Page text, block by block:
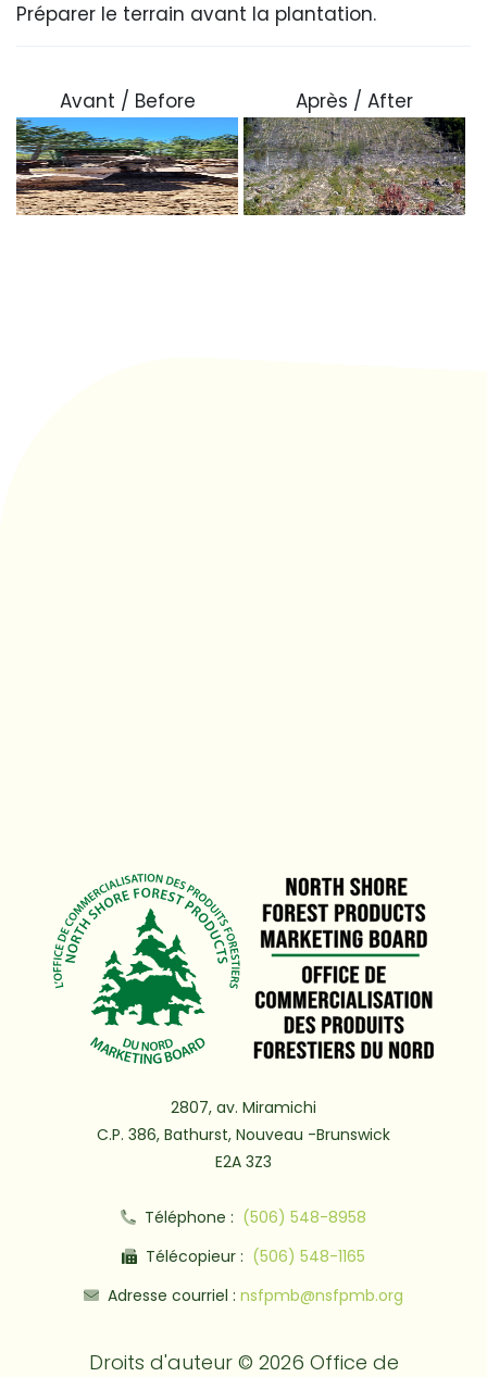
Préparer le terrain avant la plantation.
Avant / Before Après / After
2807, av. Miramichi
C.P. 386, Bathurst, Nouveau -Brunswick
E2A 3Z3
Téléphone : (506) 548-8958
Télécopieur : (506) 548-1165
Adresse courriel : nsfpmb@nsfpmb.org
Droits d'auteur © 2026 Office de